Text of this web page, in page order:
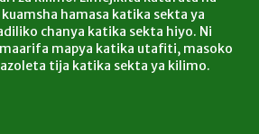
hamasa katika sekta ya
chanya katika sekta hiyo. Ni
maarifa mapya katika utafiti, masoko
tija katika sekta ya kilimo.